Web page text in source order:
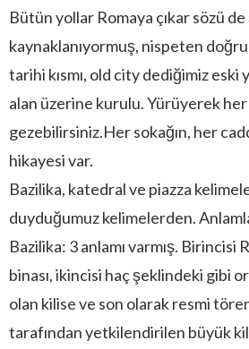
Bütün yollar Romaya çıkar sözü
kaynaklanıyormuş, nispeten doğru
tarihi kısmı, old city dediğimiz
alan üzerine kurulu. Yürüyerek
gezebilirsiniz.Her sokağın, her
hikayesi var.
Bazilika, katedral ve piazza
duyduğumuz kelimelerden.
Bazilika: 3 anlamı varmış. Birincisi
binası, ikincisi haç şeklindeki gibi
olan kilise ve son olarak resmi
tarafından yetkilendirilen büyük